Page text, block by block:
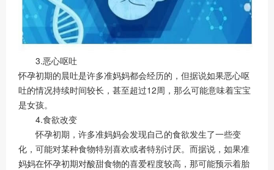
3.恶心呕吐
怀孕初期的晨吐是许多准妈妈都会经历的，但据说如果恶心呕
吐的情况持续时间较长，甚至超过12周，那么可能意味着宝宝
是女孩。
4.食欲改变
怀孕初期，许多准妈妈会发现自己的食欲发生了一些变
化，可能对某种食物特别喜欢或者特别讨厌。而据说，如果准
妈妈在怀孕初期对酸甜食物的喜爱程度较高，那可能预示着胎